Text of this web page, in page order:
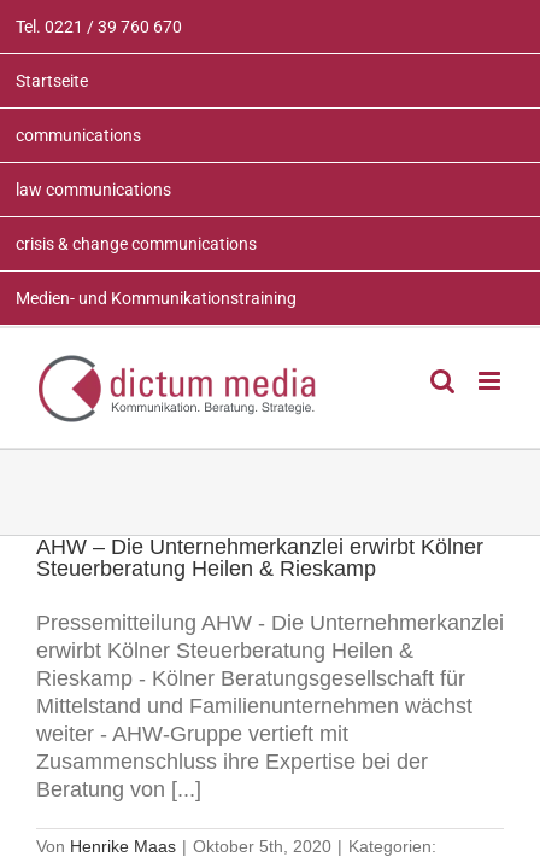
Inhalt
springen
Tel. 0221 / 39 760 670
Startseite
communications
law communications
crisis & change communications
Medien- und Kommunikationstraining
AHW – Die Unternehmerkanzlei erwirbt Kölner
Steuerberatung Heilen & Rieskamp
Pressemitteilung AHW - Die Unternehmerkanzlei
erwirbt Kölner Steuerberatung Heilen &
Rieskamp - Kölner Beratungsgesellschaft für
Mittelstand und Familienunternehmen wächst
weiter - AHW-Gruppe vertieft mit
Zusammenschluss ihre Expertise bei der
Beratung von [...]
Von Henrike Maas | Oktober 5th, 2020 | Kategorien: